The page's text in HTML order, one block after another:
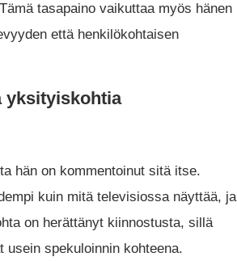
tasapaino vaikuttaa myös hänen
että henkilökohtaisen
yksityiskohtia
hän on kommentoinut sitä itse.
kuin mitä televisiossa näyttää, ja
on herättänyt kiinnostusta, sillä
spekuloinnin kohteena.